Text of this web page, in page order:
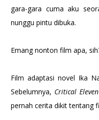
gara-gara cuma aku
nunggu pintu dibuka.
Emang nonton film apa,
Film adaptasi novel Ika
Sebelumnya, Critical Eleven
pernah cerita dikit tentang